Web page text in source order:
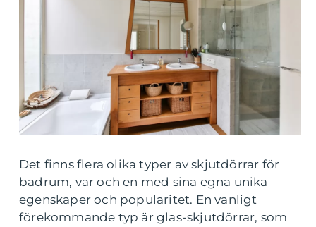
Det finns flera olika typer av skjutdörrar för
badrum, var och en med sina egna unika
egenskaper och popularitet. En vanligt
förekommande typ är glas-skjutdörrar, som